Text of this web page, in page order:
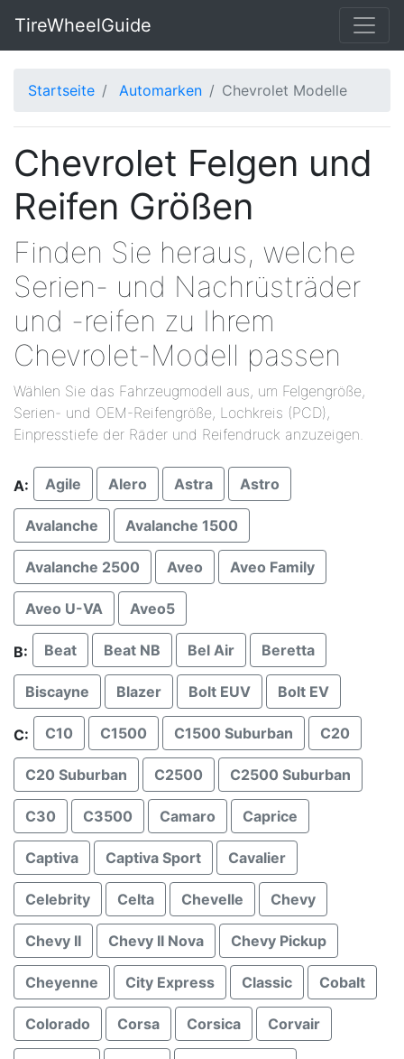
TireWheelGuide
Startseite Automarken Chevrolet Modelle
Chevrolet Felgen und
Reifen Größen
Finden Sie heraus, welche
Serien- und Nachrüsträder
und -reifen zu Ihrem
Chevrolet-Modell passen
Wählen Sie das Fahrzeugmodell aus, um Felgengröße,
Serien- und OEM-Reifengröße, Lochkreis (PCD),
Einpresstiefe der Räder und Reifendruck anzuzeigen.
A: Agile Alero Astra Astro
Avalanche Avalanche 1500
Avalanche 2500 Aveo Aveo Family
Aveo U-VA Aveo5
B: Beat Beat NB Bel Air Beretta
Biscayne Blazer Bolt EUV Bolt EV
C: C10 C1500 C1500 Suburban C20
C20 Suburban C2500 C2500 Suburban
C30 C3500 Camaro Caprice
Captiva Captiva Sport Cavalier
Celebrity Celta Chevelle Chevy
Chevy II Chevy II Nova Chevy Pickup
Cheyenne City Express Classic Cobalt
Colorado Corsa Corsica Corvair